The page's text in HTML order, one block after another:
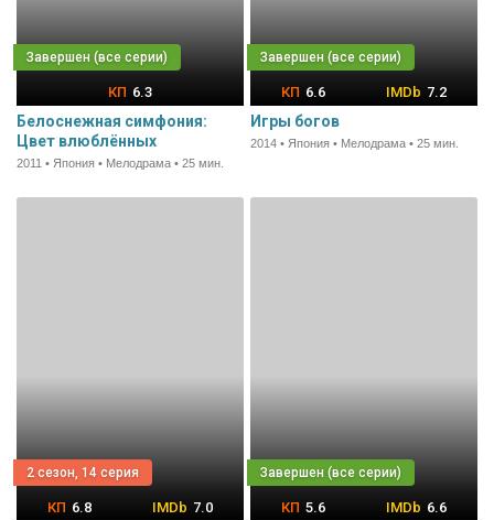
6.3
Белоснежная симфония:
Цвет влюблённых
2011 • Япония • Мелодрама • 25 мин.
6.6 7.2
Игры богов
2014 • Япония • Мелодрама • 25 мин.
2 сезон, 14 серия
6.8 7.0 5.6 6.6